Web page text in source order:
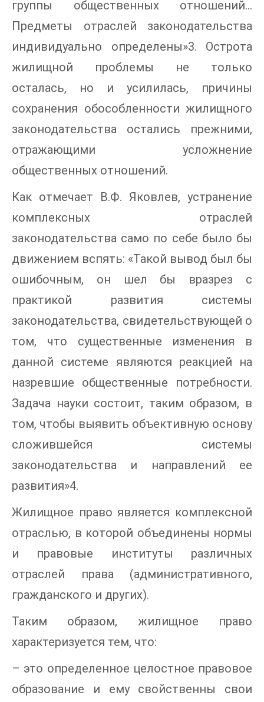
группы общественных отношений…
Предметы отраслей законодательства
индивидуально определены»3. Острота
жилищной проблемы не только
осталась, но и усилилась, причины
сохранения обособленности жилищного
законодательства остались прежними,
отражающими усложнение
общественных отношений.
Как отмечает В.Ф. Яковлев, устранение
комплексных отраслей
законодательства само по себе было бы
движением вспять: «Такой вывод был бы
ошибочным, он шел бы вразрез с
практикой развития системы
законодательства, свидетельствующей о
том, что существенные изменения в
данной системе являются реакцией на
назревшие общественные потребности.
Задача науки состоит, таким образом, в
том, чтобы выявить объективную основу
сложившейся системы
законодательства и направлений ее
развития»4.
Жилищное право является комплексной
отраслью, в которой объединены нормы
и правовые институты различных
отраслей права (административного,
гражданского и других).
Таким образом, жилищное право
характеризуется тем, что:
– это определенное целостное правовое
образование и ему свойственны свои